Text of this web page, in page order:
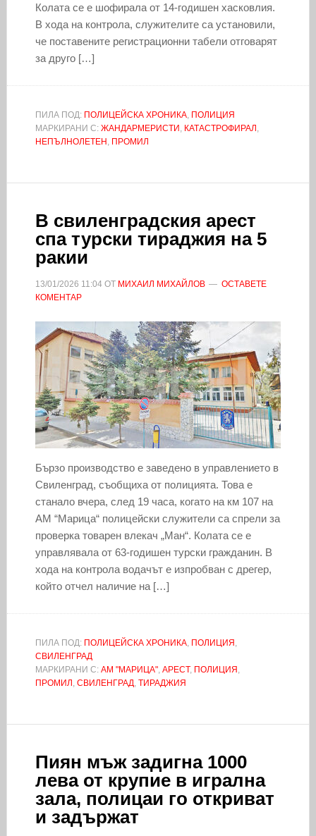
Колата се е шофирала от 14-годишен хасковлия.
В хода на контрола, служителите са установили,
че поставените регистрационни табели отговарят
за друго […]
ПИЛА ПОД: ПОЛИЦЕЙСКА ХРОНИКА, ПОЛИЦИЯ
МАРКИРАНИ С: ЖАНДАРМЕРИСТИ , КАТАСТРОФИРАЛ ,
НЕПЪЛНОЛЕТЕН , ПРОМИЛ
В свиленградския арест
спа турски тираджия на 5
ракии
13/01/2026 11:04ОТ МИХАИЛ МИХАЙЛОВ
ОСТАВЕТЕ
КОМЕНТАР
Бързо производство е заведено в управлението в
Свиленград, съобщиха от полицията. Това е
станало вчера, след 19 часа, когато на км 107 на
АМ “Марица“ полицейски служители са спрели за
проверка товарен влекач „Ман“. Колата се е
управлявала от 63-годишен турски гражданин. В
хода на контрола водачът е изпробван с дрегер,
който отчел наличие на […]
ПИЛА ПОД: ПОЛИЦЕЙСКА ХРОНИКА, ПОЛИЦИЯ ,
СВИЛЕНГРАД
МАРКИРАНИ С: АМ "МАРИЦА", АРЕСТ, ПОЛИЦИЯ ,
ПРОМИЛ , СВИЛЕНГРАД, ТИРАДЖИЯ
Пиян мъж задигна 1000
лева от крупие в игрална
зала, полицаи го откриват
и задържат